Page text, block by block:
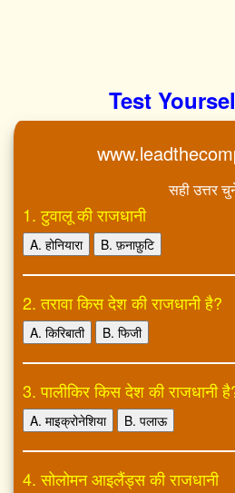
Test
सही उत्तर
1. टुवालू की राजधानी
A. होनियारा B. फ़नाफ़ुटि
2. तरावा किस देश की राजधानी है?
A. किरिबाती B. फिजी
3. पालीकिर किस देश की राजधानी
A. माइक्रोनेशिया B. पलाऊ
4. सोलोमन आइलैंड्स की राजधानी